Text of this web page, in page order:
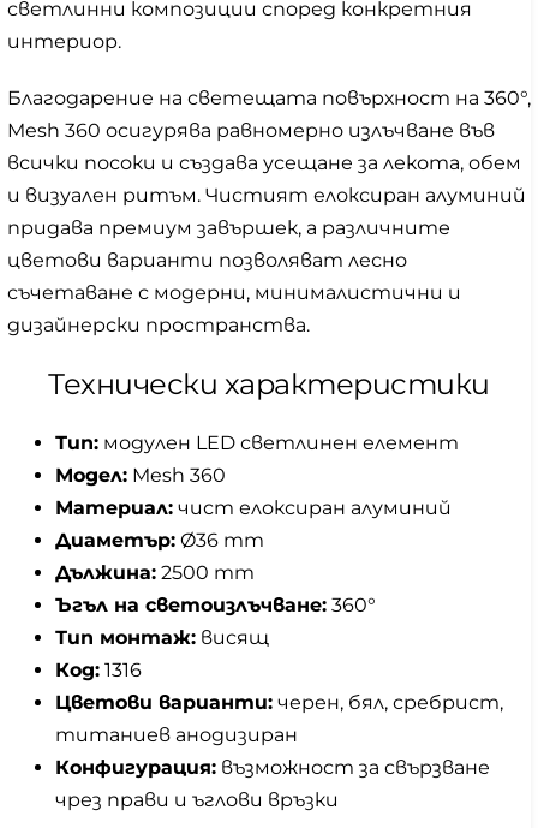
светлинни композиции според конкретния
интериор.
Благодарение на светещата повърхност на 360°,
Mesh 360 осигурява равномерно излъчване във
всички посоки и създава усещане за лекота, обем
и визуален ритъм. Чистият елоксиран алуминий
придава премиум завършек, а различните
цветови варианти позволяват лесно
съчетаване с модерни, минималистични и
дизайнерски пространства.
Технически характеристики
Тип: модулен LED светлинен елемент
Модел: Mesh 360
Материал: чист елоксиран алуминий
Диаметър: Ø36 mm
Дължина: 2500 mm
Ъгъл на светоизлъчване: 360°
Тип монтаж: висящ
Код: 1316
Цветови варианти: черен, бял, сребрист,
титаниев анодизиран
Конфигурация: възможност за свързване
чрез прави и ъглови връзки